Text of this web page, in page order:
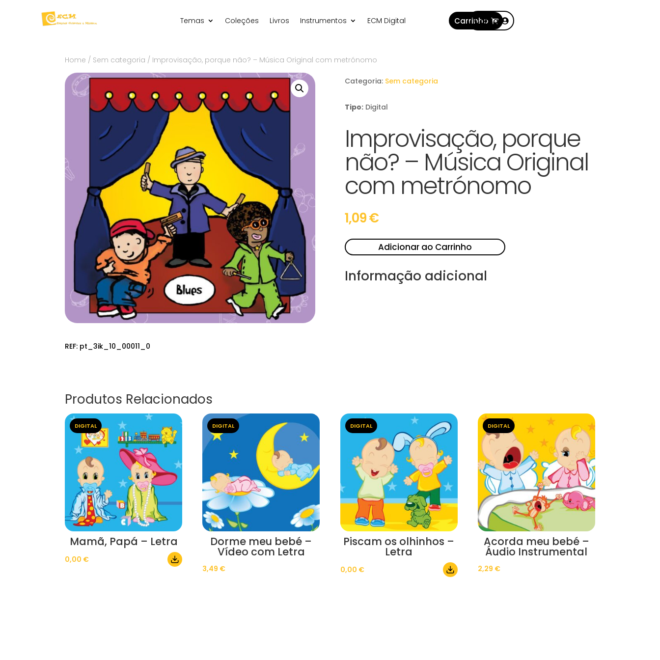
Temas Coleções Livros Instrumentos ECM Digital Carrinho
Conta
Home / Sem categoria / Improvisação, porque não? – Música Original com metrónomo
REF: pt_3ik_10_00011_0
Categoria: Sem categoria
Tipo: Digital
Improvisação, porque
não? – Música Original
com metrónomo
1,09€
Adicionar ao Carrinho
Informação adicional
Produtos Relacionados
DIGITAL
Mamã, Papá – Letra
0,00 €
DIGITAL
Dorme meu bebé –
Vídeo com Letra
3,49 €
DIGITAL
Piscam os olhinhos –
Letra
0,00 €
DIGITAL
Acorda meu bebé –
Áudio Instrumental
2,29 €